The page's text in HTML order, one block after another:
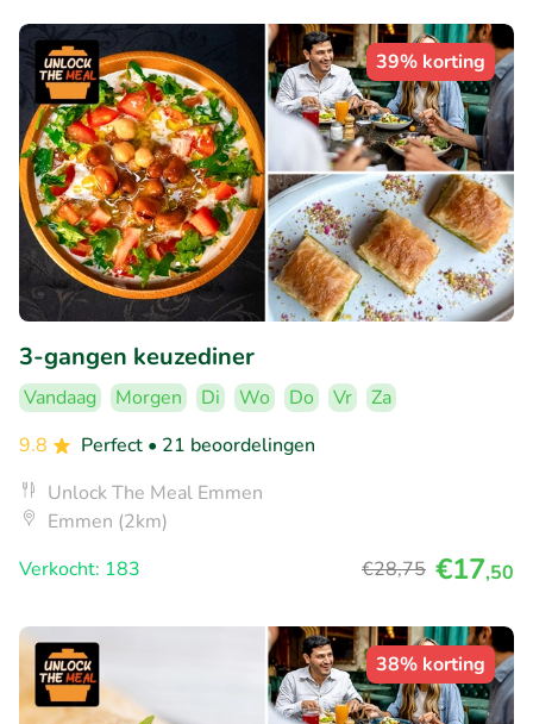
39% korting
3-gangen keuzediner
Vandaag Morgen Di Wo Do Vr
Za
9.8
Perfect • 21 beoordelingen
Unlock The Meal Emmen
Emmen (2km)
Verkocht: 183
€28,75 €17,50
38% korting